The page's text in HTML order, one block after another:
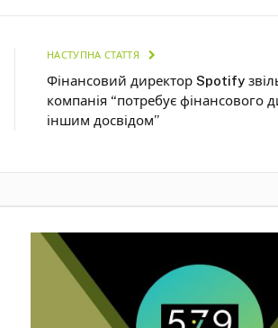
НАСТУПНА СТАТТЯ
Фінансовий директор Spotify
компанія “потребує фінансового
іншим досвідом”